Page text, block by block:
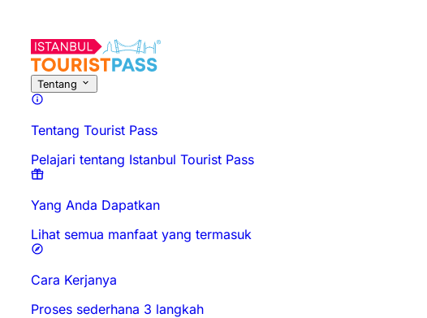
Tentang
Tentang Tourist Pass
Pelajari tentang Istanbul Tourist Pass
Yang Anda Dapatkan
Lihat semua manfaat yang termasuk
Cara Kerjanya
Proses sederhana 3 langkah